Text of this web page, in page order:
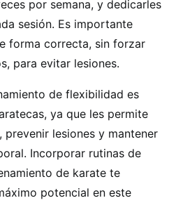
por semana, y dedicarles
sesión. Es importante
forma correcta, sin forzar
para evitar lesiones.
de flexibilidad es
ya que les permite
prevenir lesiones y mantener
Incorporar rutinas de
de karate te
potencial en este